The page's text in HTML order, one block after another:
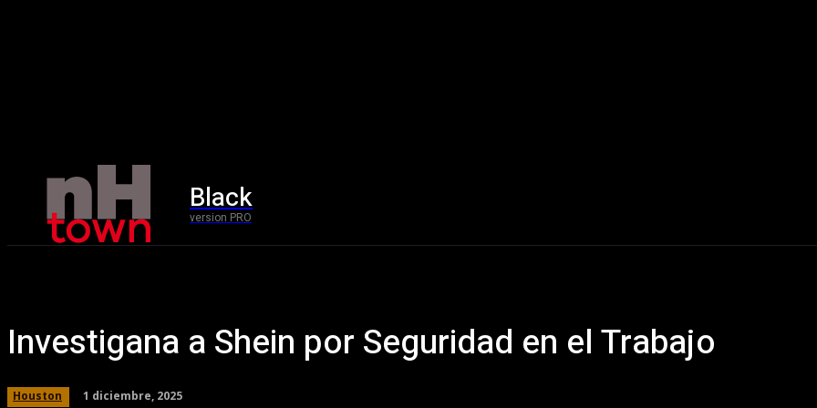
Black
version PRO
Investigana a Shein por Seguridad en el Trabajo
Houston 1 diciembre, 2025